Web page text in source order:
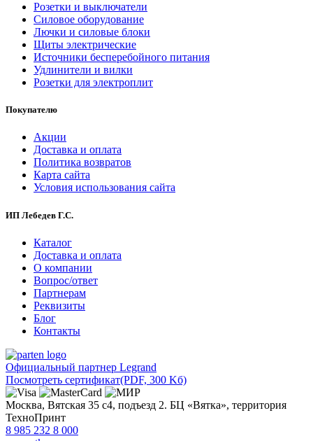
Розетки и выключатели
Силовое оборудование
Лючки и силовые блоки
Щиты электрические
Источники бесперебойного питания
Удлинители и вилки
Розетки для электроплит
Покупателю
Акции
Доставка и оплата
Политика возвратов
Карта сайта
Условия использования сайта
ИП Лебедев Г.С.
Каталог
Доставка и оплата
О компании
Вопрос/ответ
Партнерам
Реквизиты
Блог
Контакты
Официальный партнер Legrand
Посмотреть сертификат(PDF, 300 Kб)
Москва, Вятская 35 с4, подъезд 2. БЦ «Вятка», территория
ТехноПринт
8 985 232 8 000